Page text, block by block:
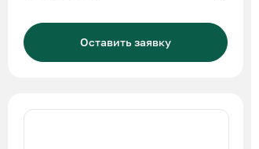
Оставить заявку